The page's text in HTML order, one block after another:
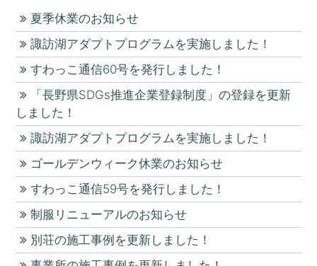
夏季休業のお知らせ
諏訪湖アダプトプログラムを実施しました！
すわっこ通信60号を発行しました！
「長野県SDGs推進企業登録制度」の登録を更新
しました！
諏訪湖アダプトプログラムを実施しました！
ゴールデンウィーク休業のお知らせ
すわっこ通信59号を発行しました！
制服リニューアルのお知らせ
別荘の施工事例を更新しました！